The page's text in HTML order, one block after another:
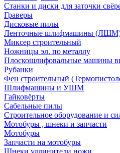
Станки и диски для заточки
Граверы
Дисковые пилы
Ленточные шлифмашины
Миксер строительный
Ножницы эл. по металлу
Плоскошлифовальные машины
Рубанки
Фен строительный
Шлифмашины и УШМ
Гайковёрты
Сабельные пилы
Строительное оборудование и
Мотобуры , шнеки и запчасти
Мотобуры
Запчасти на мотобуры
Шнеки удлинители ножи